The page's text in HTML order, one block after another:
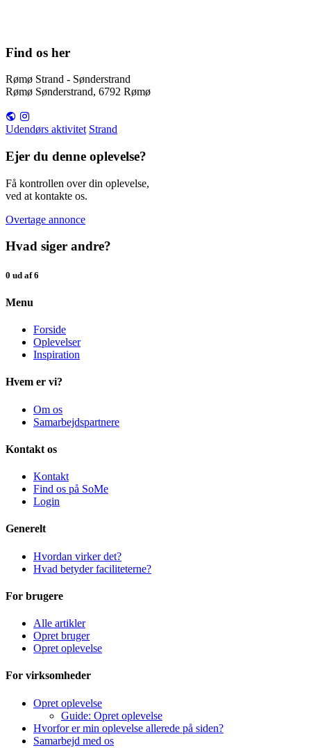
Find os her
Rømø Strand - Sønderstrand
Rømø Sønderstrand, 6792 Rømø
Udendørs aktivitet Strand
Ejer du denne oplevelse?
Få kontrollen over din oplevelse,
ved at kontakte os.
Overtage annonce
Hvad siger andre?
0 ud af 6
Menu
Forside
Oplevelser
Inspiration
Hvem er vi?
Om os
Samarbejdspartnere
Kontakt os
Kontakt
Find os på SoMe
Login
Generelt
Hvordan virker det?
Hvad betyder faciliteterne?
For brugere
Alle artikler
Opret bruger
Opret oplevelse
For virksomheder
Opret oplevelse
Guide: Opret oplevelse
Hvorfor er min oplevelse allerede på siden?
Samarbejd med os